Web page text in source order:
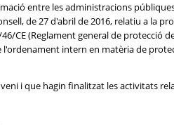
entre les administracions
de 27 d'abril de 2016, relatiu a la
CE (Reglament general de protecció
intern en matèria de
i que hagin finalitzat les activitats